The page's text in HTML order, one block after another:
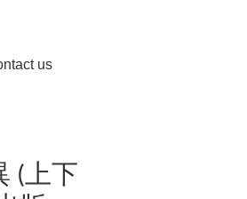
us
(上下